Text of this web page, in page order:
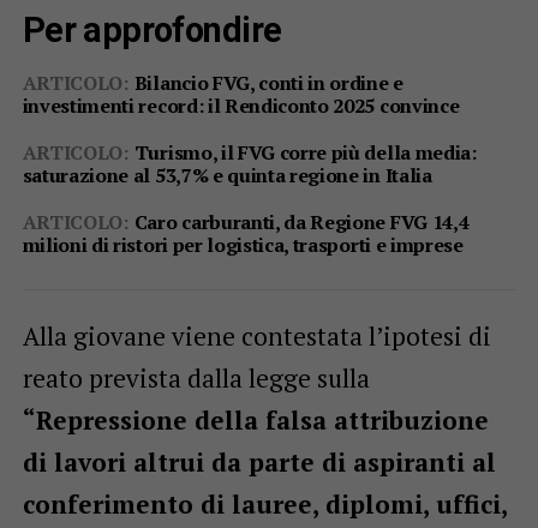
Per approfondire
ARTICOLO: Bilancio FVG, conti in ordine e
investimenti record: il Rendiconto 2025 convince
ARTICOLO: Turismo, il FVG corre più della media:
saturazione al 53,7% e quinta regione in Italia
ARTICOLO: Caro carburanti, da Regione FVG 14,4
milioni di ristori per logistica, trasporti e imprese
Alla giovane viene contestata l’ipotesi di
reato prevista dalla legge sulla
“Repressione della falsa attribuzione
di lavori altrui da parte di aspiranti al
conferimento di lauree, diplomi, uffici,